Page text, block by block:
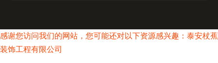
感谢您访问我们的网站，您可能还对以下资源感兴趣：泰安杖蕉
装饰工程有限公司